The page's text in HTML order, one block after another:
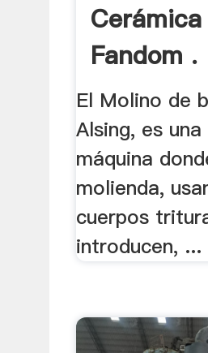
Cerámica
Fandom .
El Molino de
Alsing, es
máquina
molienda,
cuerpos
introducen, ...